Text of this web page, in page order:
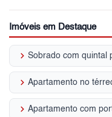
Imóveis em Destaque
keyboard_arrow_right Sobrado com quintal
keyboard_arrow_right
keyboard_arrow_right